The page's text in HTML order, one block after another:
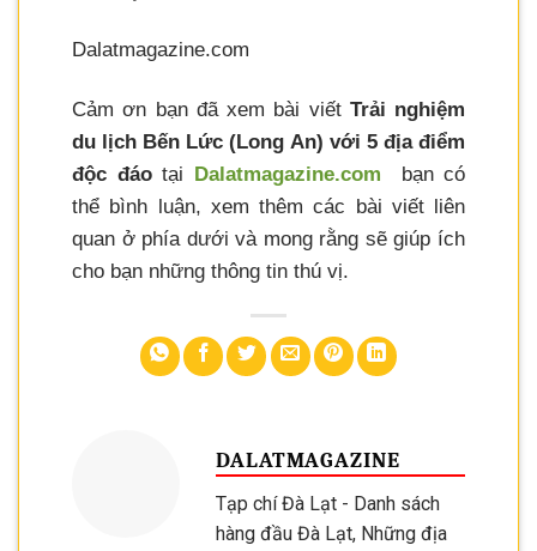
Dalatmagazine.com
Cảm ơn bạn đã xem bài viết Trải nghiệm
du lịch Bến Lức (Long An) với 5 địa điểm
độc đáotại Dalatmagazine.com
bạn có
thể bình luận, xem thêm các bài viết liên
quan ở phía dưới và mong rằng sẽ giúp ích
cho bạn những thông tin thú vị.
DALATMAGAZINE
Tạp chí Đà Lạt - Danh sách
hàng đầu Đà Lạt, Những địa